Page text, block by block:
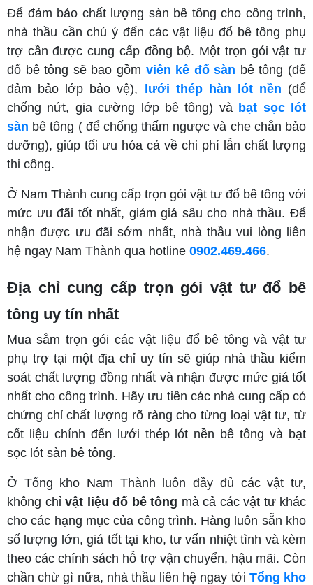
Để đảm bảo chất lượng sàn bê tông cho công trình,
nhà thầu cần chú ý đến các vật liệu đổ bê tông phụ
trợ cần được cung cấp đồng bộ. Một trọn gói vật tư
đổ bê tông sẽ bao gồm viên kê đổ sàn bê tông (để
đảm bảo lớp bảo vệ),
lưới thép hàn lót nền (để
chống nứt, gia cường lớp bê tông) và bạt sọc lót
sàn bê tông ( để chống thấm ngược và che chắn bảo
dưỡng), giúp tối ưu hóa cả về chi phí lẫn chất lượng
thi công.
Ở Nam Thành cung cấp trọn gói vật tư đổ bê tông với
mức ưu đãi tốt nhất, giảm giá sâu cho nhà thầu. Để
nhận được ưu đãi sớm nhất, nhà thầu vui lòng liên
hệ ngay Nam Thành qua hotline 0902.469.466.
Địa chỉ cung cấp trọn gói vật tư đổ bê
tông uy tín nhất
Mua sắm trọn gói các vật liệu đổ bê tông và vật tư
phụ trợ tại một địa chỉ uy tín sẽ giúp nhà thầu kiểm
soát chất lượng đồng nhất và nhận được mức giá tốt
nhất cho công trình. Hãy ưu tiên các nhà cung cấp có
chứng chỉ chất lượng rõ ràng cho từng loại vật tư, từ
cốt liệu chính đến lưới thép lót nền bê tông và bạt
sọc lót sàn bê tông.
Ở Tổng kho Nam Thành luôn đầy đủ các vật tư,
không chỉ vật liệu đổ bê tông mà cả các vật tư khác
cho các hạng mục của công trình. Hàng luôn sẵn kho
số lượng lớn, giá tốt tại kho, tư vấn nhiệt tình và kèm
theo các chính sách hỗ trợ vận chuyển, hậu mãi. Còn
chần chừ gì nữa, nhà thầu liên hệ ngay tới Tổng kho